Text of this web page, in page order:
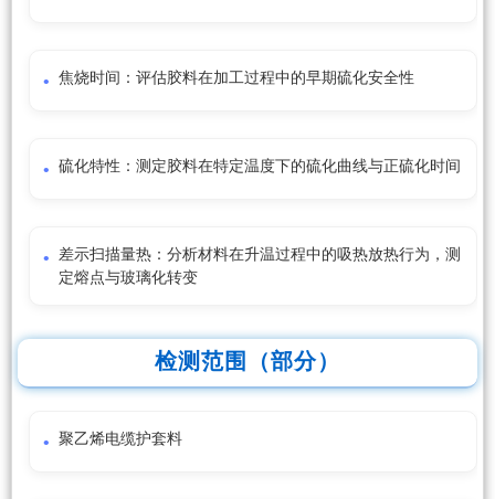
焦烧时间：评估胶料在加工过程中的早期硫化安全性
硫化特性：测定胶料在特定温度下的硫化曲线与正硫化时间
差示扫描量热：分析材料在升温过程中的吸热放热行为，测
定熔点与玻璃化转变
检测范围（部分）
聚乙烯电缆护套料